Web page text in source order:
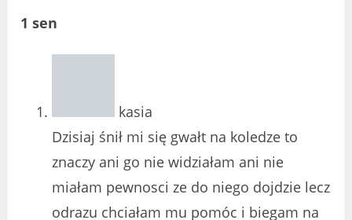
1 sen
kasia
Dzisiaj śnił mi się gwałt na koledze to
znaczy ani go nie widziałam ani nie
miałam pewnosci ze do niego dojdzie lecz
odrazu chciałam mu pomóc i biegam na